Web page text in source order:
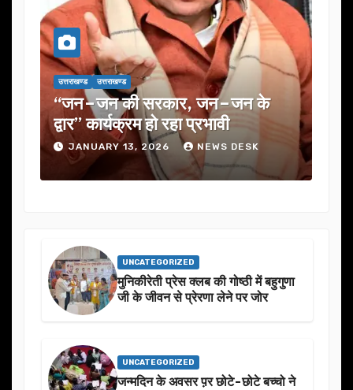
जन–जन के
रहा प्रभावी
NEWS DESK
उत्तराखण्ड उत्तराखण्ड
यूजेवीएन लिमिटेड की 132वीं
में कई अहम प्रस्तावों को
JANUARY 13, 2026
UNCATEGORIZED
मुनिकीरेती प्रेस क्लब की गोष्ठी में बहुगुणा
जी के जीवन से प्रेरणा लेने पर जोर
UNCATEGORIZED
जन्मदिन के अवसर प़र छोटे-छोटे बच्चो ने